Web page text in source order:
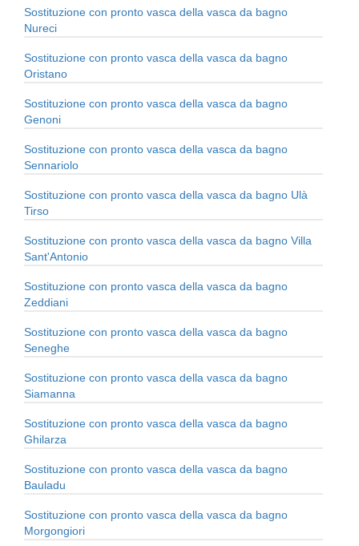
Sostituzione con pronto vasca della vasca da bagno
Nureci
Sostituzione con pronto vasca della vasca da bagno
Oristano
Sostituzione con pronto vasca della vasca da bagno
Genoni
Sostituzione con pronto vasca della vasca da bagno
Sennariolo
Sostituzione con pronto vasca della vasca da bagno Ulà
Tirso
Sostituzione con pronto vasca della vasca da bagno Villa
Sant'Antonio
Sostituzione con pronto vasca della vasca da bagno
Zeddiani
Sostituzione con pronto vasca della vasca da bagno
Seneghe
Sostituzione con pronto vasca della vasca da bagno
Siamanna
Sostituzione con pronto vasca della vasca da bagno
Ghilarza
Sostituzione con pronto vasca della vasca da bagno
Bauladu
Sostituzione con pronto vasca della vasca da bagno
Morgongiori